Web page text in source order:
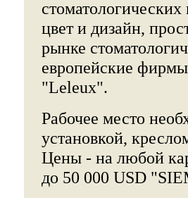
стоматологических
цвет и дизайн,
рынке
европейские
"Leleux".
Рабочее место
установкой,
Цены - на любой
до 50 000 USD